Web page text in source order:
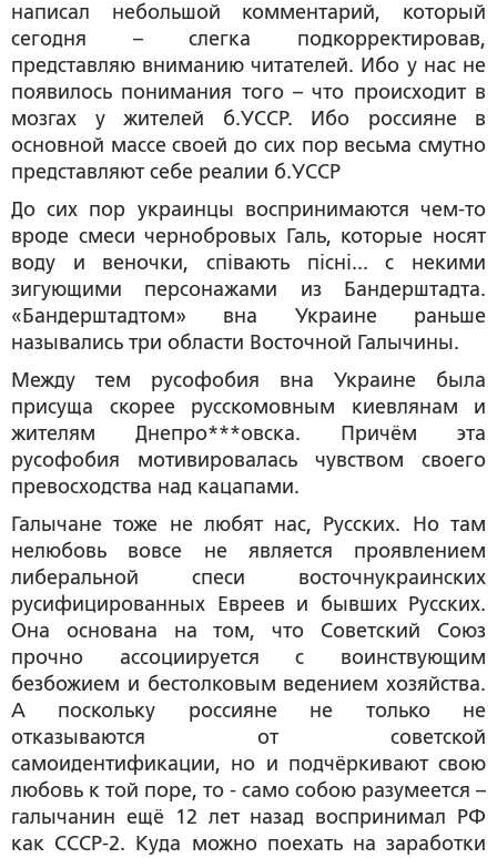
написал небольшой комментарий, который
сегодня – слегка подкорректировав,
представляю вниманию читателей. Ибо у нас не
появилось понимания того – что происходит в
мозгах у жителей б.УССР. Ибо россияне в
основной массе своей до сих пор весьма смутно
представляют себе реалии б.УССР
До сих пор украинцы воспринимаются чем-то
вроде смеси чернобровых Галь, которые носят
воду и веночки, спiвають пiснi... с некими
зигующими персонажами из Бандерштадта.
«Бандерштадтом» вна Украине раньше
назывались три области Восточной Галычины.
Между тем русофобия вна Украине была
присуща скорее русскомовным киевлянам и
жителям Днепро***овска. Причём эта
русофобия мотивировалась чувством своего
превосходства над кацапами.
Галычане тоже не любят нас, Русских. Но там
нелюбовь вовсе не является проявлением
либеральной спеси восточнукраинских
русифицированных Евреев и бывших Русских.
Она основана на том, что Советский Союз
прочно ассоциируется с воинствующим
безбожием и бестолковым ведением хозяйства.
А поскольку россияне не только не
отказываются от советской
самоидентификации, но и подчёркивают свою
любовь к той поре, то - само собою разумеется –
галычанин ещё 12 лет назад воспринимал РФ
как СССР-2. Куда можно поехать на заработки